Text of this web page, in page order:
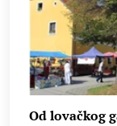
Od lovačkog